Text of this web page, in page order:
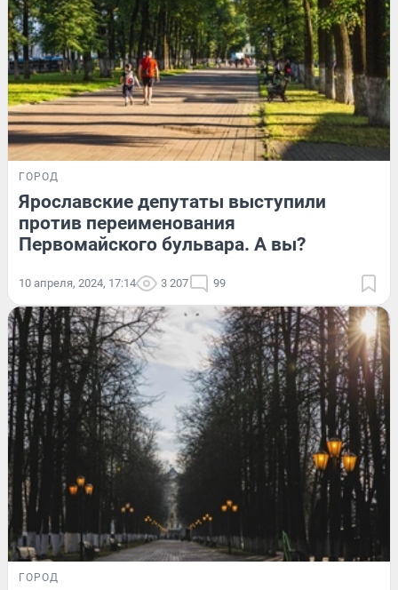
ГОРОД
Ярославские депутаты выступили
против переименования
Первомайского бульвара. А вы?
10 апреля, 2024, 17:14 3 207 99
ГОРОД